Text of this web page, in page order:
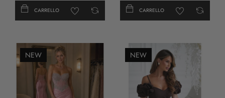
CARRELLO CARRELLO
NEW NEW